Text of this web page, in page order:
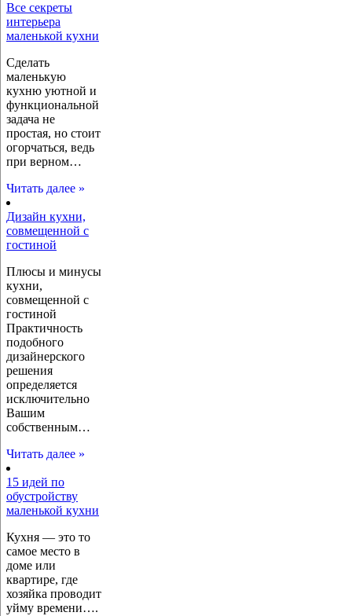
Все секреты
интерьера
маленькой кухни
Сделать
маленькую
кухню уютной и
функциональной
задача не
простая, но стоит
огорчаться, ведь
при верном…
Читать далее »
Дизайн кухни,
совмещенной с
гостиной
Плюсы и минусы
кухни,
совмещенной с
гостиной
Практичность
подобного
дизайнерского
решения
определяется
исключительно
Вашим
собственным…
Читать далее »
15 идей по
обустройству
маленькой кухни
Кухня — это то
самое место в
доме или
квартире, где
хозяйка проводит
уйму времени….